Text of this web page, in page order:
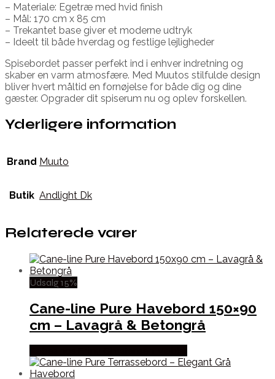
– Materiale: Egetræ med hvid finish
– Mål: 170 cm x 85 cm
– Trekantet base giver et moderne udtryk
– Ideelt til både hverdag og festlige lejligheder
Spisebordet passer perfekt ind i enhver indretning og
skaber en varm atmosfære. Med Muutos stilfulde design
bliver hvert måltid en fornøjelse for både dig og dine
gæster. Opgrader dit spiserum nu og oplev forskellen.
Yderligere information
Brand Muuto
Butik Andlight Dk
Relaterede varer
Udsalg 15%
Cane-line Pure Havebord 150×90
cm – Lavagrå & Betongrå